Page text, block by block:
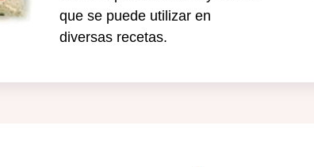
que se puede utilizar en
diversas recetas.